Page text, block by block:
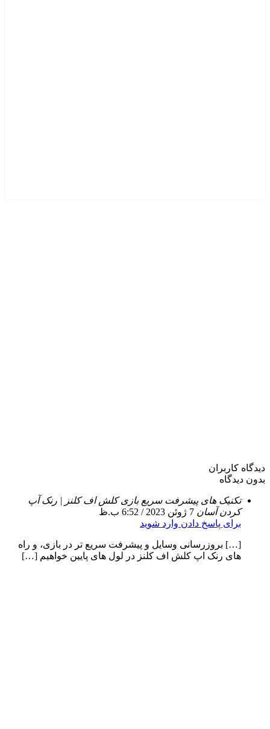
دیدگاه کاربران
بدون دیدگاه
تکنیک های پیشرفت سریع بازی کلش اف کلنز | رنک آپ
کردن آسان 7 ژوئن 2023 / 6:52 ب.ظ
برای پاسخ دادن وارد شوید
[…] بروزرسانی وسایل و پیشرفت سریع تر در بازی، و راه
های رنک اپ کلش اف کلنز در لول های پایین خواهیم […]